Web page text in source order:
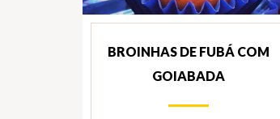
BROINHAS DE FUBÁ COM
GOIABADA